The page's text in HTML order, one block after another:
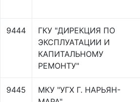
9444
ГКУ "ДИРЕКЦИЯ ПО
ЭКСПЛУАТАЦИИ И
КАПИТАЛЬНОМУ
РЕМОНТУ"
9445
МКУ "УГХ Г. НАРЬЯН-